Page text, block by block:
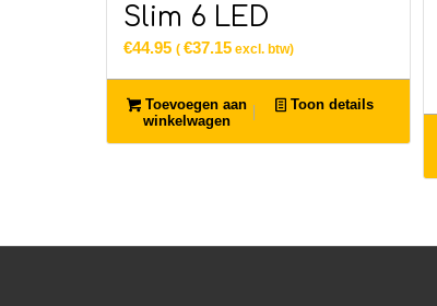
Slim 6 LED
€44.95 ( €37.15 excl. btw)
Toevoegen aan
winkelwagen
Toon details